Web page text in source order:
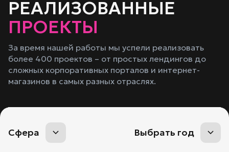
Портфолио
Контакты
+7 (902) 205-83-00
manager@58studio.ru
Обсудить проект
РЕАЛИЗОВАННЫЕ
ПРОЕКТЫ
За время нашей работы мы успели реализовать
более 400 проектов – от простых лендингов до
сложных корпоративных порталов и интернет-
магазинов в самых разных отраслях.
Сфера Выбрать год